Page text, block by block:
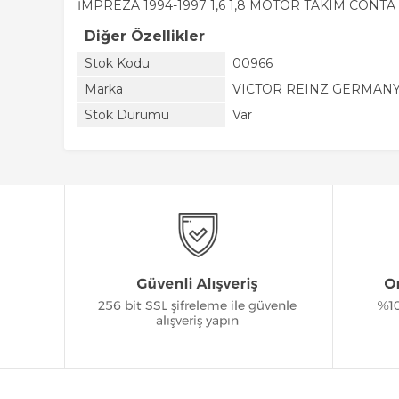
İMPREZA 1994-1997 1,6 1,8 MOTOR TAKIM CONTA
Diğer Özellikler
Stok Kodu
00966
Marka
VICTOR REINZ
Stok Durumu
Var